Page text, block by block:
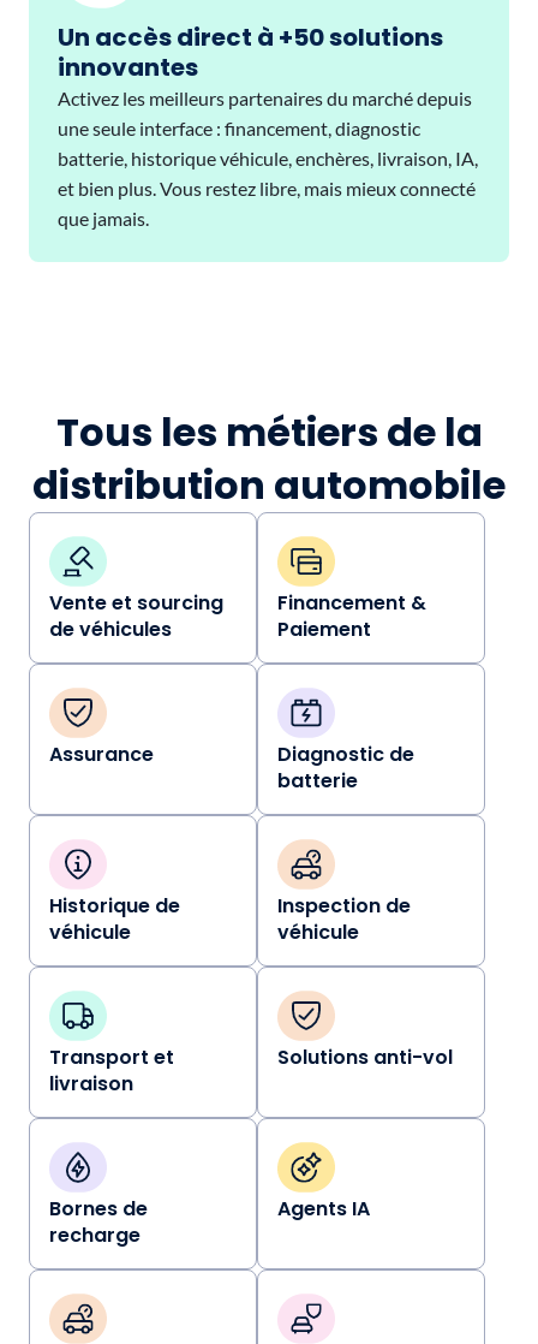
Un accès direct à +50 solutions
innovantes
Activez les meilleurs partenaires du marché depuis
une seule interface : financement, diagnostic
batterie, historique véhicule, enchères, livraison, IA,
et bien plus. Vous restez libre, mais mieux connecté
que jamais.
Tous les métiers de la
distribution automobile
Vente et sourcing
de véhicules
Financement &
Paiement
Assurance
Diagnostic de
batterie
Historique de
véhicule
Inspection de
véhicule
Transport et
livraison
Solutions anti-vol
Bornes de
recharge
Agents IA